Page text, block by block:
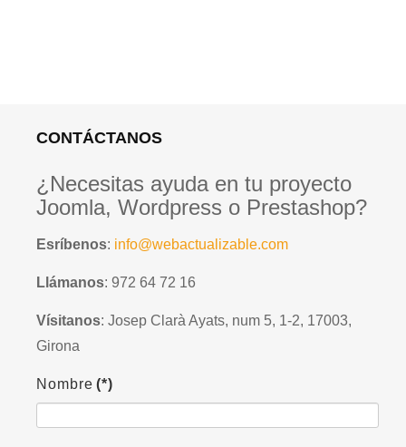
CONTÁCTANOS
¿Necesitas ayuda en tu proyecto
Joomla, Wordpress o Prestashop?
Esríbenos: info@webactualizable.com
Llámanos: 972 64 72 16
Vísitanos: Josep Clarà Ayats, num 5, 1-2, 17003,
Girona
Nombre (*)